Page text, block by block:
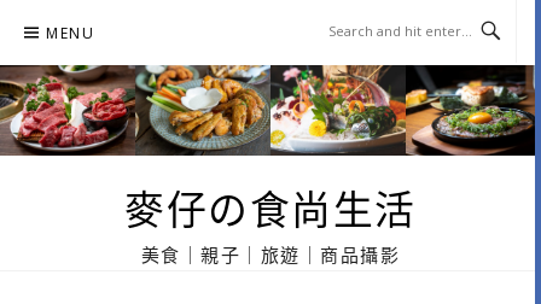
content
MENU
麥仔の食尚生活
美食｜親子｜旅遊｜商品攝影